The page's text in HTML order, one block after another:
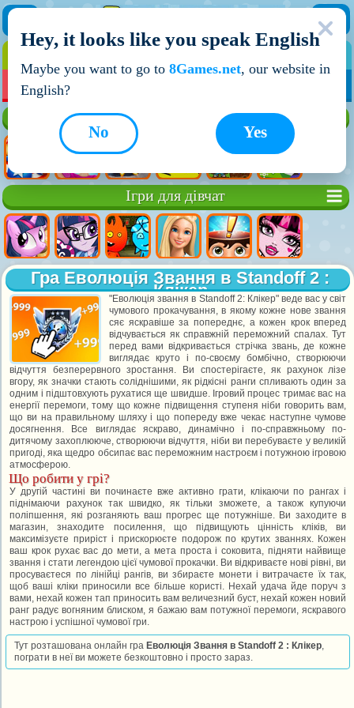
НОВІ ІГРИ
Ігри для дівчат
Гра Еволюція Звання в Standoff 2 :
Клікер
"Еволюція звання в Standoff 2: Клікер" веде вас у світ
чумового прокачування, в якому кожне нове звання
сяє яскравіше за попереднє, а кожен крок вперед
відчувається як справжній переможний спалах. Тут
перед вами відкривається стрічка звань, де кожне
виглядає круто і по-своєму бомбічно, створюючи
відчуття безперервного зростання. Ви спостерігаєте, як рахунок лізе
вгору, як значки стають соліднішими, як рідкісні ранги спливають один за
одним і підштовхують рухатися ще швидше. Ігровий процес тримає вас на
енергії перемоги, тому що кожне підвищення ступеня ніби говорить вам,
що ви на правильному шляху і що попереду вже чекає наступне чумове
досягнення. Все виглядає яскраво, динамічно і по-справжньому по-
дитячому захоплююче, створюючи відчуття, ніби ви перебуваєте у великій
пригоді, яка щедро обсипає вас переможним настроєм і потужною ігровою
атмосферою.
Що робити у грі?
У другій частині ви починаєте вже активно грати, клікаючи по рангах і
піднімаючи рахунок так швидко, як тільки зможете, а також купуючи
поліпшення, які розганяють ваш прогрес ще потужніше. Ви заходите в
магазин, знаходите посилення, що підвищують цінність кліків, ви
максимізуєте приріст і прискорюєте подорож по крутих званнях. Кожен
ваш крок рухає вас до мети, а мета проста і соковита, підняти найвище
звання і стати легендою цієї чумової прокачки. Ви відкриваєте нові рівні, ви
просуваєтеся по лінійці рангів, ви збираєте монети і витрачаєте їх так,
щоб ваші кліки приносили все більше користі. Нехай удача йде поруч з
вами, нехай кожен тап приносить вам величезний буст, нехай кожен новий
ранг радує вогняним блиском, я бажаю вам потужної перемоги, яскравого
настрою і успішної чумової гри.
Тут розташована онлайн гра Еволюція Звання в Standoff 2 : Клікер,
пограти в неї ви можете безкоштовно і просто зараз.
Hey, it looks like you speak English
Maybe you want to go to 8Games.net, our website in
English?
Yes
No